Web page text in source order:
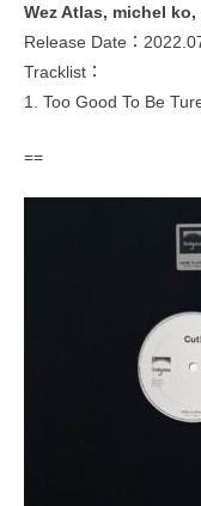
Wez Atlas, michel ko,
Release Date：
Tracklist：
1. Too Good To Be
==